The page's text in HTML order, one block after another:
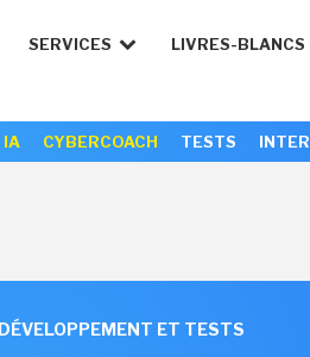
SERVICES LIVRES-BLANCS
IA CYBERCOACH TESTS
DÉVELOPPEMENT ET TESTS